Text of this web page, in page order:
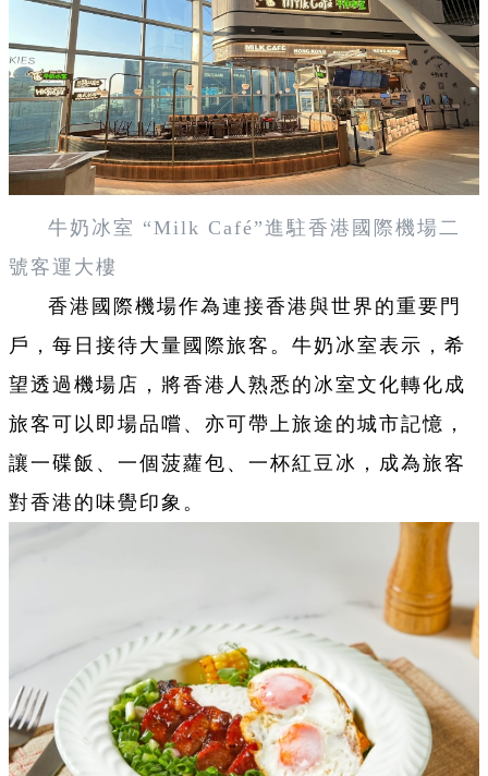
牛奶冰室 “Milk Café”進駐香港國際機場二
號客運大樓
香港國際機場作為連接香港與世界的重要門
戶，每日接待大量國際旅客。牛奶冰室表示，希
望透過機場店，將香港人熟悉的冰室文化轉化成
旅客可以即場品嚐、亦可帶上旅途的城市記憶，
讓一碟飯、一個菠蘿包、一杯紅豆冰，成為旅客
對香港的味覺印象。